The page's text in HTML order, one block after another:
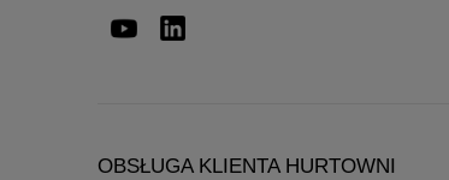
OBSŁUGA KLIENTA HURTOWNI